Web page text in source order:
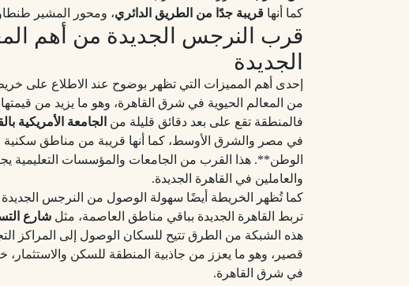
كما أنهاقريبة جدًا من الطريق الدائري، ومحور المشير
قرب النرجس الجديدة من أهم
الجديدة
إحدى أهم المميزات التي تظهر بوضوح عند الاطلاع على
من المعالم الحيوية في شرق القاهرة، وهو ما يزيد من
فالمنطقة تقع على بعد دقائق قليلة من الجامعة الأمريكية
في مصر والشرق الأوسط، كما أنها قريبة من مناطق سكنية
الوطن**. هذا القرب من الجامعات والمؤسسات التعليمية
والعاملين في القاهرة الجديدة.
كما تُظهر الخريطة أيضًا سهولة الوصول من النرجس الجديدة
تربط القاهرة الجديدة بباقي مناطق العاصمة، مثلشارع
هذه الشبكة من الطرق تتيح للسكان الوصول إلى المراكز
قصير، وهو ما يعزز من جاذبية المنطقة للسكن والاستثمار،
في شرق القاهرة.